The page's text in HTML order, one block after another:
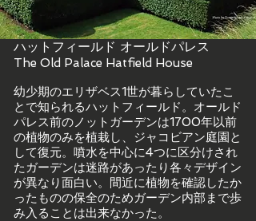
ハットフィールド オールドパレス
The Old Palace Hatfield House
幼少期のエリザベス1世が暮らしていたこ
とで知られるハットフィールド。オールド
パレス前のノットガーデンは1700年以前
の植物のみを植栽し、ジャコビアン庭園と
して復元。噴水を中心に4つに区分けされ
たガーデンは迷路があったり各々デザイン
が異なり面白い。間近に植物を確認したか
ったものの保全のためガーデン内部まで歩
み入ることは出来なかった。